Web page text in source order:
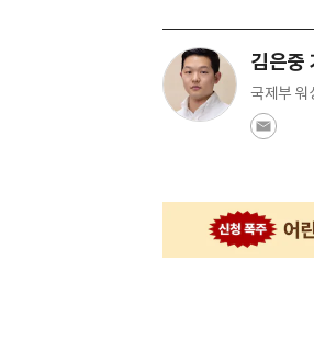
김은중
국제부 워